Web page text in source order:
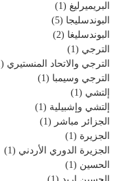
البريميرليغ (1)
البوندسليجا (5)
البوندسليغا (2)
الترجي (1)
الترجي والاتحاد المنستيري (1)
الترجي وسيمبا (1)
إلتشي (1)
إلتشي وإشبيلية (1)
الجزائر مباشر (1)
الجزيرة (1)
الجزيرة الدوري الأردني (1)
الحسين (1)